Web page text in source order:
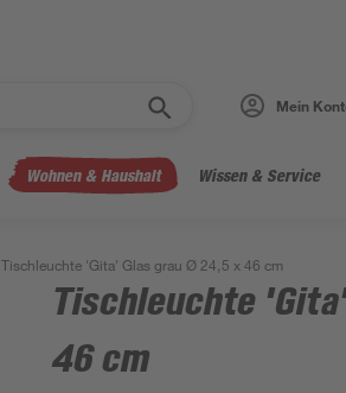
Mein
Wohnen & Haushalt Wissen & Service
Tischleuchte 'Gita' Glas grau Ø 24,5 x 46 cm
Tischleuchte
46 cm